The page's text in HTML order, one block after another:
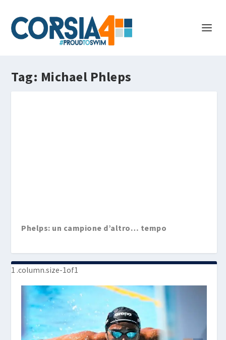
Tag: Michael Phleps
Phelps: un campione d’altro… tempo